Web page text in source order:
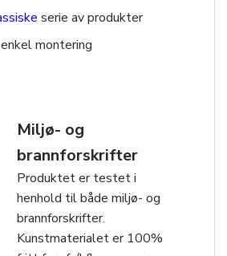
serie av produkter
montering
Miljø- og
brannforskrifter
Produktet er testet i
henhold til både miljø- og
brannforskrifter.
Kunstmaterialet er 100%